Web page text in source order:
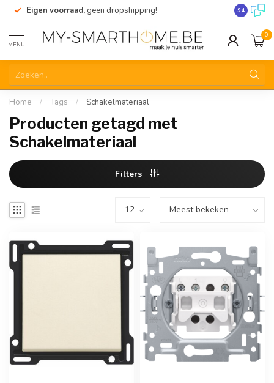
Eigen voorraad, geen dropshipping! 9.4
MENU
0
Home / Tags / Schakelmateriaal
Producten getagd met
Schakelmateriaal
Filters